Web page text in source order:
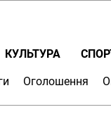
КУЛЬТУРА
Оголошення